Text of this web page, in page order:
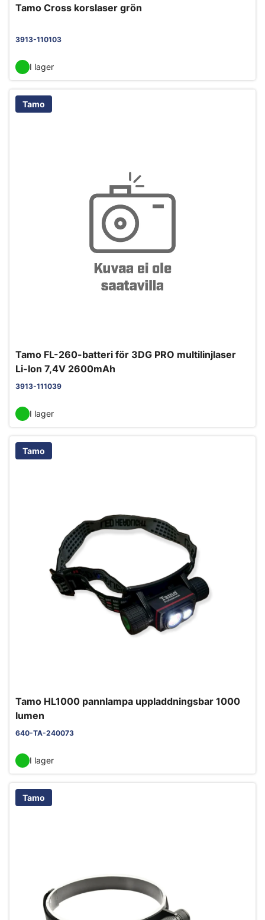
Tamo Cross korslaser grön
3913-110103
I lager
Tamo
Tamo FL-260-batteri för 3DG PRO multilinjlaser
Li-Ion 7,4V 2600mAh
3913-111039
I lager
Tamo
Tamo HL1000 pannlampa uppladdningsbar 1000
lumen
640-TA-240073
I lager
Tamo